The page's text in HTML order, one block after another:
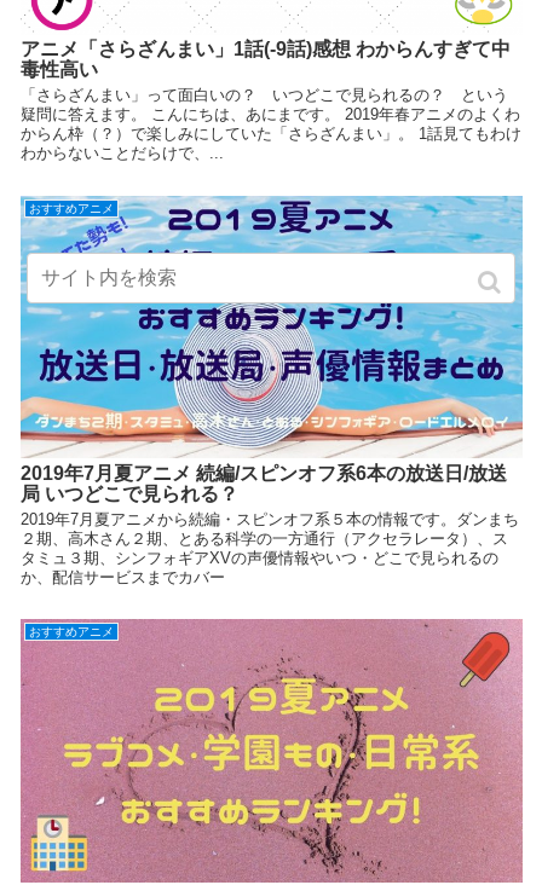
アニメ「さらざんまい」1話(-9話)感想 わからんすぎて中
毒性高い
「さらざんまい」って面白いの？ いつどこで見られるの？ という
疑問に答えます。 こんにちは、あにまです。 2019年春アニメのよくわ
からん枠（？）で楽しみにしていた「さらざんまい」。 1話見てもわけ
わからないことだらけで、...
おすすめアニメ
2019年7月夏アニメ 続編/スピンオフ系6本の放送日/放送
局 いつどこで見られる？
2019年7月夏アニメから続編・スピンオフ系５本の情報です。ダンまち
２期、高木さん２期、とある科学の一方通行（アクセラレータ）、ス
タミュ３期、シンフォギアXVの声優情報やいつ・どこで見られるの
か、配信サービスまでカバー
おすすめアニメ